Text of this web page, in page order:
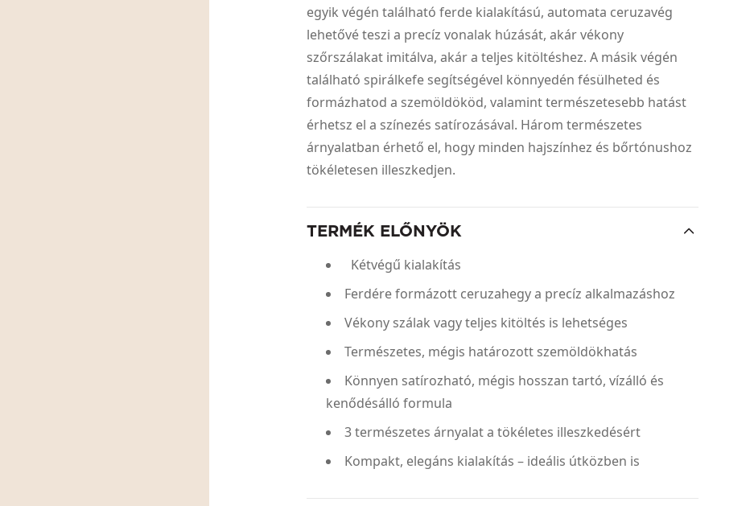
egyik végén található ferde kialakítású, automata ceruzavég
lehetővé teszi a precíz vonalak húzását, akár vékony
szőrszálakat imitálva, akár a teljes kitöltéshez. A másik végén
található spirálkefe segítségével könnyedén fésülheted és
formázhatod a szemöldököd, valamint természetesebb hatást
érhetsz el a színezés satírozásával. Három természetes
árnyalatban érhető el, hogy minden hajszínhez és bőrtónushoz
tökéletesen illeszkedjen.
TERMÉK ELŐNYÖK
Kétvégű kialakítás
Ferdére formázott ceruzahegy a precíz alkalmazáshoz
Vékony szálak vagy teljes kitöltés is lehetséges
Természetes, mégis határozott szemöldökhatás
Könnyen satírozható, mégis hosszan tartó, vízálló és
kenődésálló formula
3 természetes árnyalat a tökéletes illeszkedésért
Kompakt, elegáns kialakítás – ideális útközben is